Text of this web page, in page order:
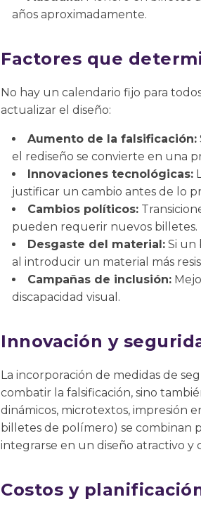
años aproximadamente.
Factores que
No hay un calendario fijo para
actualizar el diseño:
Aumento de la falsificación:
el rediseño se convierte en una
Innovaciones tecnológicas:
justificar un cambio antes de lo
Cambios políticos:
pueden requerir nuevos billetes.
Desgaste del material: Si un
al introducir un material más
Campañas de inclusión:
discapacidad visual.
Innovación y
La incorporación de medidas de
combatir la falsificación, sino
dinámicos, microtextos, impresión
billetes de polímero) se combinan
integrarse en un diseño atractivo
Costos y